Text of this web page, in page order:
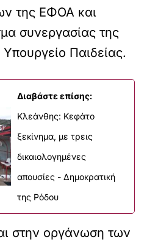
της ΕΦΟΑ και
συνεργασίας της
Παιδείας.
Διαβάστε επίσης:
Κλεάνθης: Κεφάτο
ξεκίνημα, με τρεις
δικαιολογημένες
απουσίες - Δημοκρατική
της Ρόδου
στην οργάνωση των